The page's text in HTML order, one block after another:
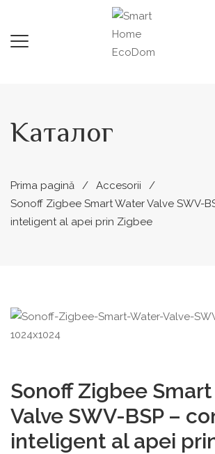
Каталог
Prima pagină
Accesorii
Sonoff Zigbee Smart Water Valve SWV-
inteligent al apei prin Zigbee
Sonoff Zigbee
Valve SWV-BSP –
inteligent al apei